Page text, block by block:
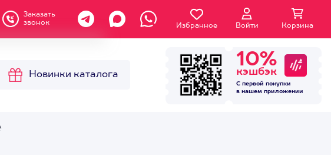
Заказать
звонок
Избранное Войти Корзина
Новинки каталога
10%
кэшбэк
С первой покупки
в нашем приложении